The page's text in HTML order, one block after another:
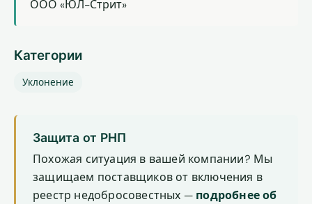
ООО «ЮЛ-Стрит»
Категории
Уклонение
Защита от РНП
Похожая ситуация в вашей компании? Мы
защищаем поставщиков от включения в
реестр недобросовестных — подробнее об